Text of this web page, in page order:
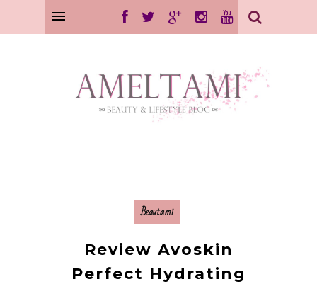
Beautami
Review Avoskin
Perfect Hydrating